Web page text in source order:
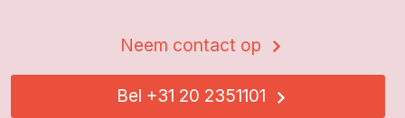
Neem contact op
Bel +31 20 2351101